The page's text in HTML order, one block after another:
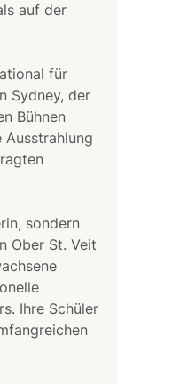
auf der
für
Sydney, der
Bühnen
sondern
Ober St. Veit
Ihre Schüler